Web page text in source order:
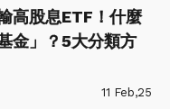
高股息ETF！什麼
金」？5大分類方
11 Feb,25